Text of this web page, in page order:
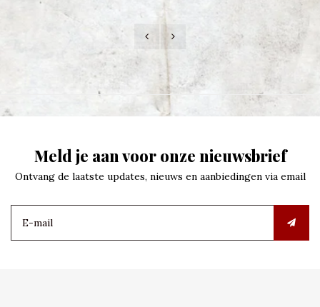
Meld je aan voor onze nieuwsbrief
Ontvang de laatste updates, nieuws en aanbiedingen via email